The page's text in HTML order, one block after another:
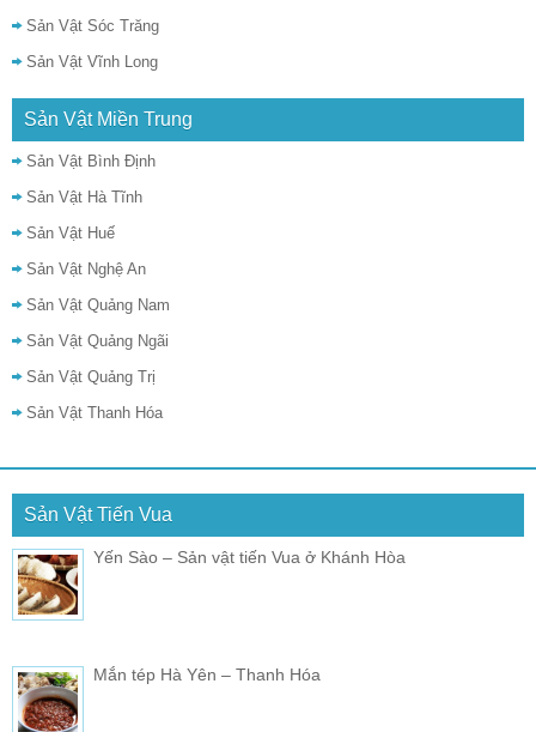
Sản Vật Sóc Trăng
Sản Vật Vĩnh Long
Sản Vật Miền Trung
Sản Vật Bình Định
Sản Vật Hà Tĩnh
Sản Vật Huế
Sản Vật Nghệ An
Sản Vật Quảng Nam
Sản Vật Quảng Ngãi
Sản Vật Quảng Trị
Sản Vật Thanh Hóa
Sản Vật Tiến Vua
Yến Sào – Sản vật tiến Vua ở Khánh Hòa
Mắn tép Hà Yên – Thanh Hóa